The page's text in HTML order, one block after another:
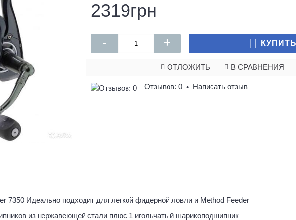
2319грн
- + КУПИТЬ
ОТЛОЖИТЬ В СРАВНЕНИЯ
Отзывов: 0 • Написать отзыв
7350 Идеально подходит для легкой фидерной ловли и Method Feeder
из нержавеющей стали плюс 1 игольчатый шарикоподшипник